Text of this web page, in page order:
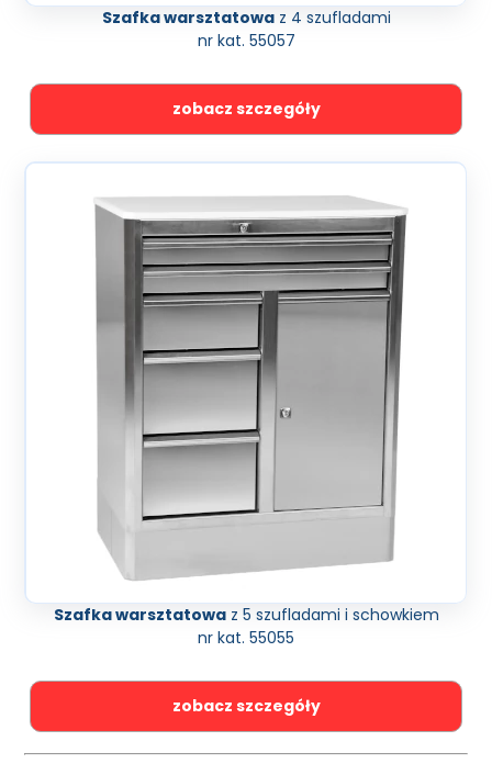
Szafka warsztatowaz 4 szufladami
nr kat. 55057
zobacz szczegóły
Szafka warsztatowaz 5 szufladami i schowkiem
nr kat. 55055
zobacz szczegóły